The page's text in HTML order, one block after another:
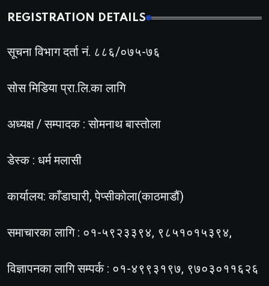
REGISTRATION DETAILS
सूचना विभाग दर्ता नं. ८८६/०७५-७६
सोस मिडिया प्रा.लि.का लागि
अध्यक्ष / सम्पादक : सोमनाथ बास्तोला
डेस्क : धर्म मलासी
कार्यालय: काँडाघारी, पेप्सीकोला(काठमाडौं)
समाचारका लागि : ०१-५९२३३९४, ९८५१०१५३९४,
विज्ञापनका लागि सम्पर्क : ०१-४९९३१९७, ९७०३०११६२६